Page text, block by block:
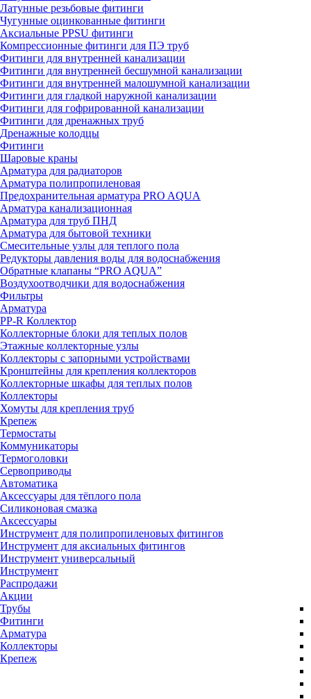
Латунные резьбовые фитинги
Чугунные оцинкованные фитинги
Аксиальные PPSU фитинги
Компрессионные фитинги для ПЭ труб
Фитинги для внутренней канализации
Фитинги для внутренней бесшумной канализации
Фитинги для внутренней малошумной канализации
Фитинги для гладкой наружной канализации
Фитинги для гофрированной канализации
Фитинги для дренажных труб
Дренажные колодцы
Фитинги
Шаровые краны
Арматура для радиаторов
Арматура полипропиленовая
Предохранительная арматура PRO AQUA
Арматура канализационная
Арматура для труб ПНД
Арматура для бытовой техники
Смесительные узлы для теплого пола
Редукторы давления воды для водоснабжения
Обратные клапаны “PRO AQUA”
Воздухоотводчики для водоснабжения
Фильтры
Арматура
PP-R Коллектор
Коллекторные блоки для теплых полов
Этажные коллекторные узлы
Коллекторы с запорными устройствами
Кронштейны для крепления коллекторов
Коллекторные шкафы для теплых полов
Коллекторы
Хомуты для крепления труб
Крепеж
Термостаты
Коммуникаторы
Термоголовки
Сервоприводы
Автоматика
Аксессуары для тёплого пола
Силиконовая смазка
Аксессуары
Инструмент для полипропиленовых фитингов
Инструмент для аксиальных фитингов
Инструмент универсальный
Инструмент
Распродажи
Акции
Трубы
Фитинги
Арматура
Коллекторы
Крепеж